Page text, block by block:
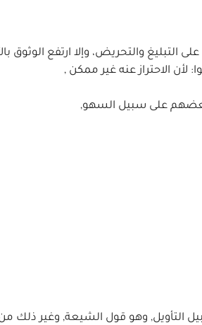
والتحريض، وإلا ارتفع الوثوق
الاحتراز عنه غير ممكن ,
بعضهم على سبيل السهو,
التأويل, وهو قول الشيعة, وغير ذلك من